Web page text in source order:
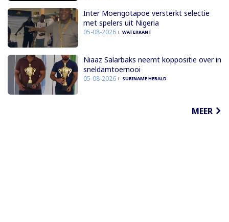
Inter Moengotapoe versterkt selectie
met spelers uit Nigeria
05-08-2026 WATERKANT
Niaaz Salarbaks neemt koppositie over in
sneldamtoernooi
05-08-2026 SURINAME HERALD
MEER